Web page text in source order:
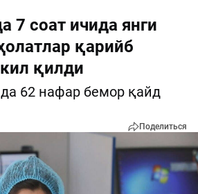
7 соат ичида янги
қарийб
қилди
62 нафар бемор қайд
Поделиться